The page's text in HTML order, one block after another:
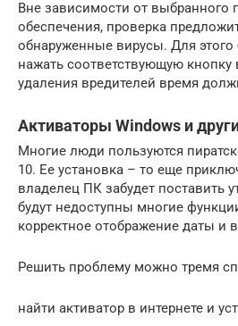
Вне зависимости от выбранного
обеспечения, проверка
обнаруженные вирусы. Для этого
нажать соответствующую
удаления вредителей время
Активаторы Windows и
Многие люди пользуются
10. Ее установка – то еще
владелец ПК забудет поставить
будут недоступны многие
корректное отображение даты и
Решить проблему можно тремя
найти активатор в интернете и